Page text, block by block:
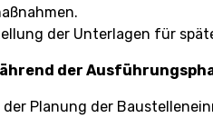
der Unterlagen für
der
der Planung der